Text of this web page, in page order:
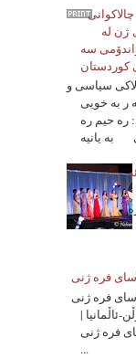
ی پشتگیری پتر له ٥٠ چالاکوانى
ژن له
سه
کوردستان
له ٥٠ ژنی چالاکی سیاسی و
ر به خویی
ره حیم ره
فره‌ ژنی
فره‌ ژنی
ئاڵمانیا |
فره‌ ژنی
...